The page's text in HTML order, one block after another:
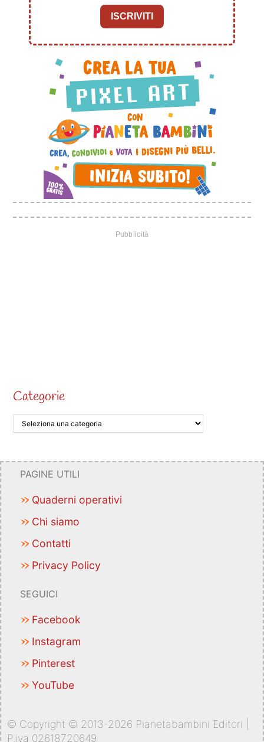
ISCRIVITI
Categorie
PAGINE UTILI
Quaderni operativi
Chi siamo
Contatti
Privacy Policy
SEGUICI
Facebook
Instagram
Pinterest
YouTube
© Copyright © 2013-2026 Pianetabambini Editori |
P.iva 02618720649